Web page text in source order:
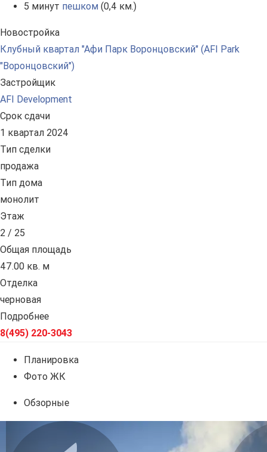
5 минут пешком (0,4 км.)
Новостройка
Клубный квартал "Афи Парк Воронцовский" (AFI Park
"Воронцовский")
Застройщик
AFI Development
Срок сдачи
1 квартал 2024
Тип сделки
продажа
Тип дома
монолит
Этаж
2 / 25
Общая площадь
47.00 кв. м
Отделка
черновая
Подробнее
8(495) 220-3043
Планировка
Фото ЖК
Обзорные